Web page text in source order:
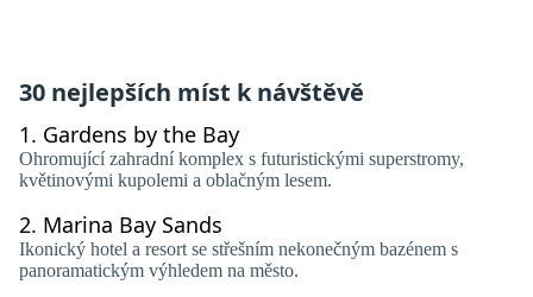
30 nejlepších míst k návštěvě
1. Gardens by the Bay
Ohromující zahradní komplex s futuristickými superstromy,
květinovými kupolemi a oblačným lesem.
2. Marina Bay Sands
Ikonický hotel a resort se střešním nekonečným bazénem s
panoramatickým výhledem na město.